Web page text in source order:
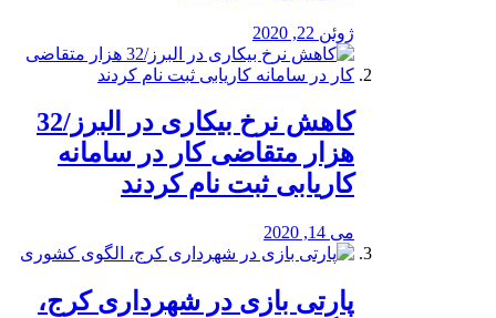
ژوئن 22, 2020
کاهش نرخ بیکاری در البرز/32
هزار متقاضی کار در سامانه
کاریابی ثبت نام کردند
می 14, 2020
پارتی بازی در شهرداری کرج،